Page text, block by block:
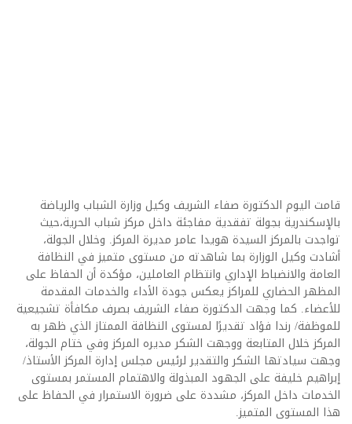
قامت اليوم الدكتورة صفاء الشريف وكيل وزارة الشباب والرياضة
بالإسكندرية بجولة تفقدية مفاجئة داخل مركز شباب الحرية،حيث
تواجدت بالمركز السيدة هويدا عامر مديرة المركز. وخلال الجولة،
أشادت وكيل الوزارة بما شاهدته من مستوى متميز في النظافة
العامة والانضباط الإداري وانتظام العاملين، مؤكدة أن الحفاظ على
المظهر الحضاري للمراكز يعكس جودة الأداء والخدمات المقدمة
للأعضاء. كما وجهت الدكتورة صفاء الشريف بصرف مكافأة تشجيعية
للموظفة/ رندا فؤاد تقديرًا لمستوى النظافة الممتاز الذي ظهر به
المركز خلال المتابعة ووجهت الشكر مديره المركز وفي ختام الجولة،
وجهت سيادتها الشكر والتقدير لرئيس مجلس إدارة المركز الأستاذ/
إبراهيم خليفة على الجهود المبذولة والاهتمام المستمر بمستوى
الخدمات داخل المركز، مشددة على ضرورة الاستمرار في الحفاظ على
هذا المستوى المتميز.